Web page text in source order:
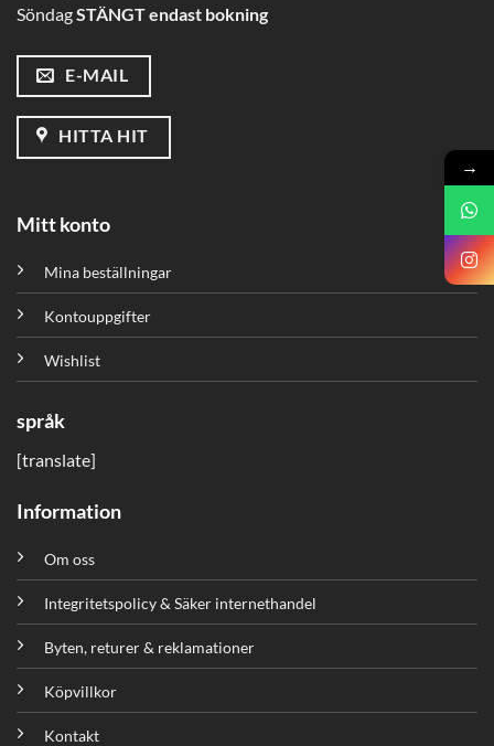
SöndagSTÄNGT endast bokning
E-MAIL
HITTA HIT
Mitt konto
Mina beställningar
Kontouppgifter
Wishlist
språk
[translate]
Information
Om oss
Integritetspolicy & Säker internethandel
Byten, returer & reklamationer
Köpvillkor
Kontakt
→